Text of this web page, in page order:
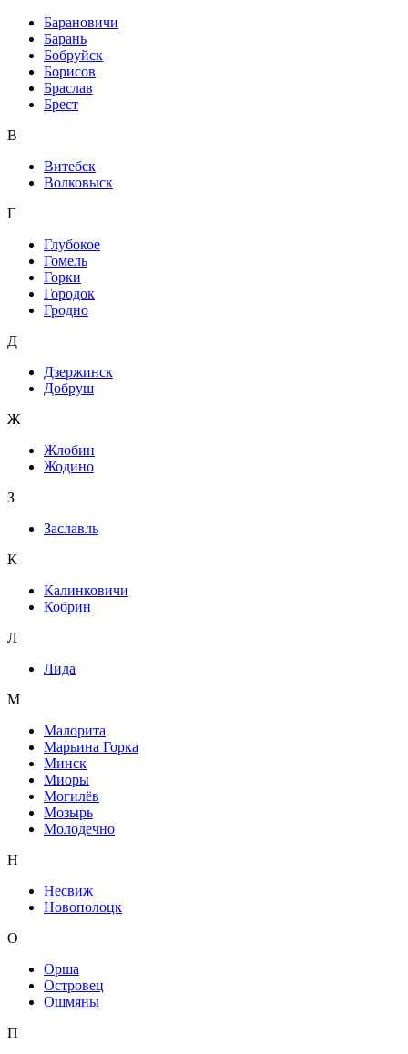
Барановичи
Барань
Бобруйск
Борисов
Браслав
Брест
В
Витебск
Волковыск
Г
Глубокое
Гомель
Горки
Городок
Гродно
Д
Дзержинск
Добруш
Ж
Жлобин
Жодино
З
Заславль
К
Калинковичи
Кобрин
Л
Лида
М
Малорита
Марьина Горка
Минск
Миоры
Могилёв
Мозырь
Молодечно
Н
Несвиж
Новополоцк
О
Орша
Островец
Ошмяны
П